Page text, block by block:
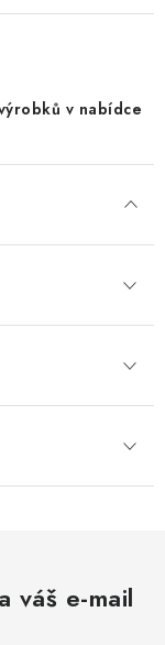
v nabídce
váš e-mail